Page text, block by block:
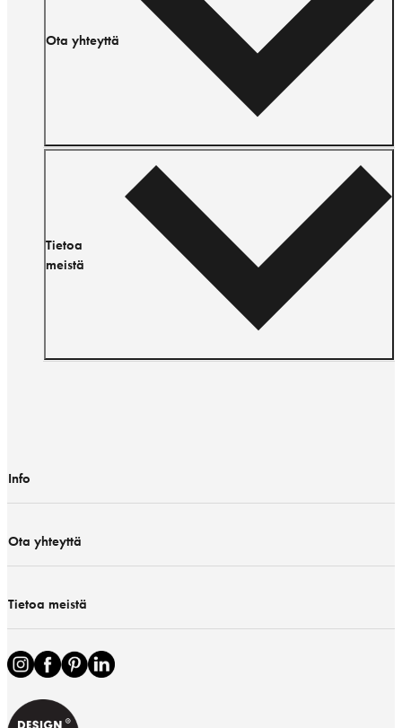
Ota yhteyttä
Tietoa
meistä
Info
Ota yhteyttä
Tietoa meistä